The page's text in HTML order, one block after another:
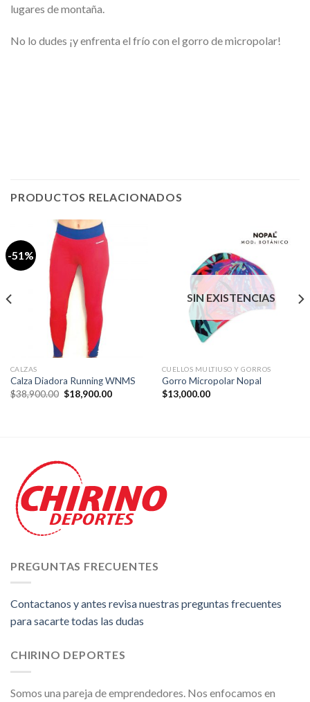
lugares de montaña.
No lo dudes ¡y enfrenta el frío con el gorro de micropolar!
PRODUCTOS RELACIONADOS
-51%
CALZAS
Calza Diadora Running WNMS
$38,900.00 El
precio
$18,900.00El
SIN EXISTENCIAS
CUELLOS MULTIUSO Y GORROS
Gorro Micropolar Nopal
$13,000.00
PREGUNTAS FRECUENTES
Contactanos y antes revisa nuestras preguntas frecuentes
para sacarte todas las dudas
CHIRINO DEPORTES
Somos una pareja de emprendedores. Nos enfocamos en